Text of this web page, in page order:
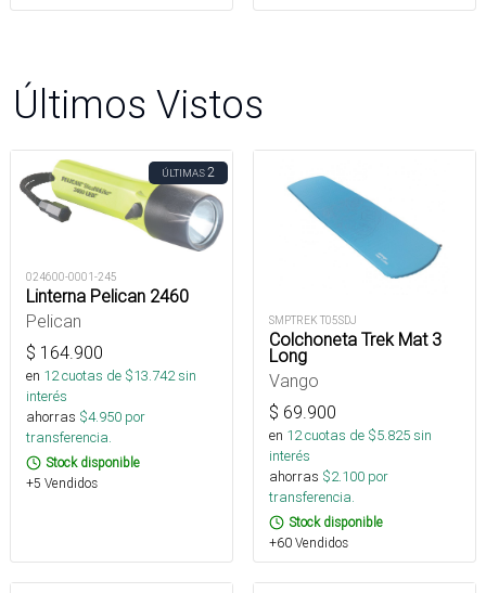
Últimos Vistos
ÚLTIMAS2
024600-0001-245
Linterna Pelican 2460
Pelican
$ 164.900
en 12cuotas de $13.742sin
interés
ahorras $4.950 por
transferencia.
Stock disponible
+5 Vendidos
SMPTREK T05SDJ
Colchoneta Trek Mat 3
Long
Vango
$ 69.900
en 12cuotas de $5.825sin
interés
ahorras $2.100 por
transferencia.
Stock disponible
+60 Vendidos